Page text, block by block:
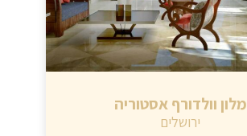
מלון וולדורף אסטוריה
ירושלים